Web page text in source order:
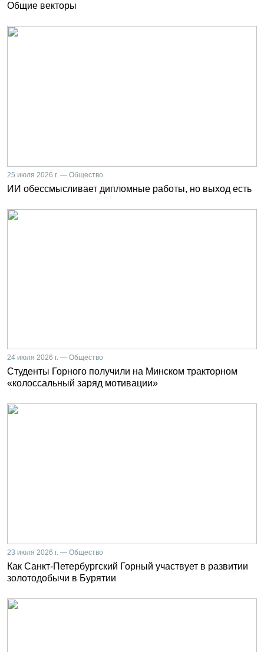
Общие векторы
25 июля 2026 г. — Общество
ИИ обессмысливает дипломные работы, но выход есть
24 июля 2026 г. — Общество
Студенты Горного получили на Минском тракторном
«колоссальный заряд мотивации»
23 июля 2026 г. — Общество
Как Санкт-Петербургский Горный участвует в развитии
золотодобычи в Бурятии